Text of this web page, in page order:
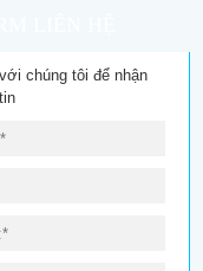
chúng tôi để nhận